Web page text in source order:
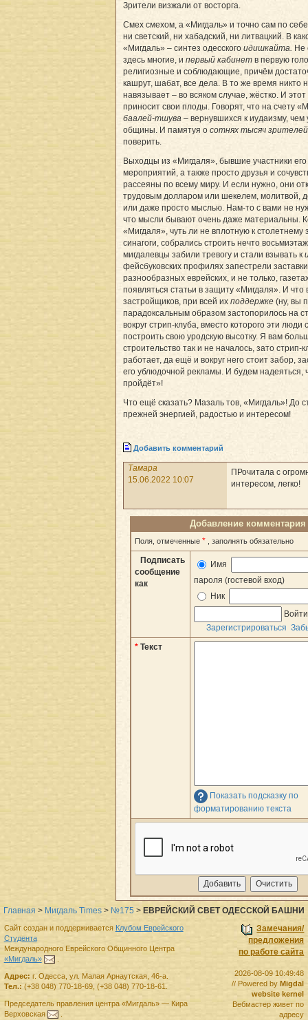
Зрители визжали от восторга.
Смех смехом, а «Мигдаль» и точно сам по
ни светский, ни хабадский, ни литвацкий. В
«Мигдаль» – синтез одесского идишкайта. Не
здесь многие, и первый кабинет в первую
религиозные и соблюдающие, причём
кашрут, шабат, все дела. В то же время никто
навязывает – во всяком случае, жёстко. И
приносит свои плоды. Говорят, что на счету
баалей-тшува – вернувшихся к иудаизму,
общины. И памятуя о сотнях тысяч
поверить.
Выходцы из «Мигдаля», бывшие участники
мероприятий, а также просто друзья и
рассеяны по всему миру. И если нужно, они
трудовым долларом или шекелем, молитвой,
или даже просто мыслью. Нам-то с вами не
что мысли бывают очень даже материальны.
«Мигдаля», чуть ли не вплотную к
синагоги, собрались строить нечто
мигдалевцы забили тревогу и стали взывать к
фейсбуковских профилях запестрели
разнообразных еврейских, и не только,
появляться статьи в защиту «Мигдаля». И
застройщиков, при всей их поддержке (ну, вы
парадоксальным образом застопорилось на
вокруг стрип-клуба, вместо которого эти люди
построить свою уродскую высотку. Я вам
строительство так и не началось, зато стрип-
работает, да ещё и вокруг него стоит забор,
его ублюдочной рекламы. И будем надеяться,
пройдёт»!
Что ещё сказать? Мазаль тов, «Мигдаль»! До
прежней энергией, радостью и интересом!
Добавить комментарий
Тамара
15.06.2022 10:07
ПРочитала с
интересом, легко!
Добавление комментария
Поля, отмеченные * , заполнять обязательно
Подписать
сообщение
как
Имя
пароля (гостевой вход)
Ник
Зарегистрироваться
* Текст
Показать подсказку по
форматированию текста
Главная > Мигдаль Times > №175 > ЕВРЕЙСКИЙ СВЕТ ОДЕССКОЙ БАШНИ
Замечания/
предложения
по работе сайта
2026-08-09 10:49:48
// Powered byMigdal
website kernel
Вебмастер живет по
адресу
Сайт создан и поддерживается Клубом Еврейского
Студента
Международного Еврейского Общинного Центра
«Мигдаль»
.
Адрес: г. Одесса, ул. Малая Арнаутская, 46-а.
Тел.: (+38 048) 770-18-69, (+38 048) 770-18-61
Председатель правленияцентра «Мигдаль»— Кира
Верховская
.